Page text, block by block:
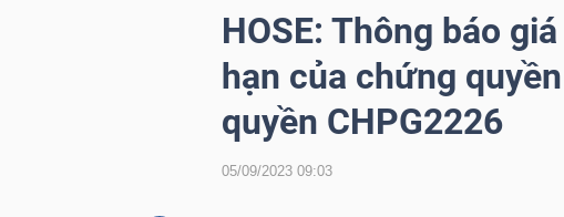
HOSE: Thông báo
hạn của chứng
quyền CHPG2226
05/09/2023 09:03